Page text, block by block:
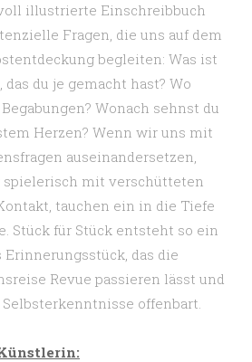
illustrierte Einschreibbuch
Fragen, die uns auf dem
begleiten: Was ist
das du je gemacht hast? Wo
Wonach sehnst du
Herzen? Wenn wir uns mit
auseinandersetzen,
mit verschütteten
tauchen ein in die Tiefe
Stück für Stück entsteht so ein
das die
Revue passieren lässt und
offenbart.